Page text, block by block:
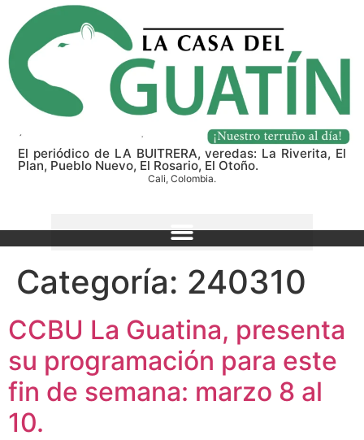
El periódico de LA BUITRERA, veredas: La Riverita, El
Plan, Pueblo Nuevo, El Rosario, El Otoño.
Cali, Colombia.
Categoría: 240310
CCBU La Guatina, presenta
su programación para este
fin de semana: marzo 8 al
10.